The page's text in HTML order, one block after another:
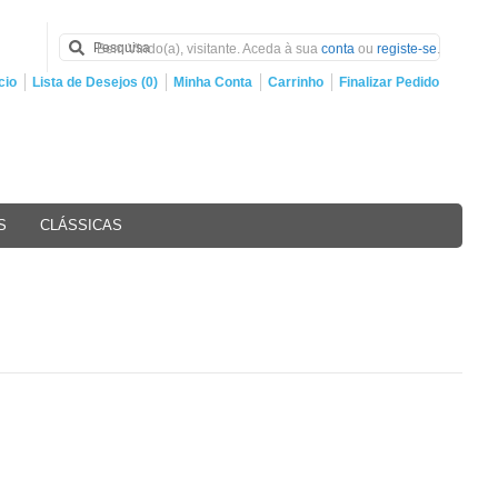
Bem Vindo(a), visitante. Aceda à sua conta ou registe-se.
Lista de Desejos (0) Minha Conta Carrinho Finalizar Pedido
CLÁSSICAS